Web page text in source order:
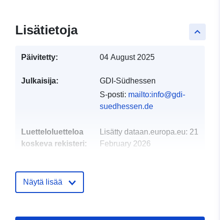
keyboard_arrow_up
Lisätietoja
Päivitetty: 04 August 2025
Julkaisija:
GDI-Südhessen
S-posti: mailto:info@gdi-
suedhessen.de
Luetteloluetteloa
koskeva rekisteri:
Lisätty dataan.europa.eu: 21
February 2026
Alueellinen:
Näytä lisää